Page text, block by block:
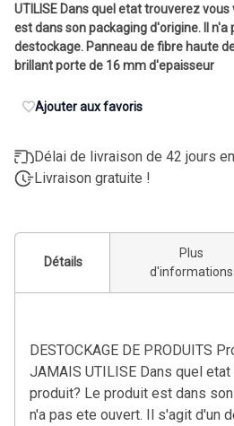
UTILISE Dans quel etat trouverez
est dans son packaging d'origine. Il
destockage. Panneau de fibre haute
brillant porte de 16 mm d'epaisseur
Ajouter aux favoris
Délai de livraison de 42 jours
Livraison gratuite !
Détails
Plus
d'informations
DESTOCKAGE DE PRODUITS
JAMAIS UTILISE Dans quel
produit? Le produit est dans
n'a pas ete ouvert. Il s'agit d'un